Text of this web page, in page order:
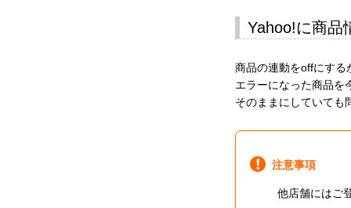
Yahoo!に商品
商品の連動をoffにする
エラーになった商品を
そのままにしていても
注意事項
他店舗にはご